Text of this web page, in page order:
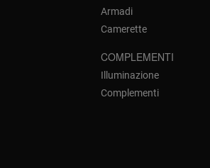
Armadi
Camerette
COMPLEMENTI
Illuminazione
Complementi